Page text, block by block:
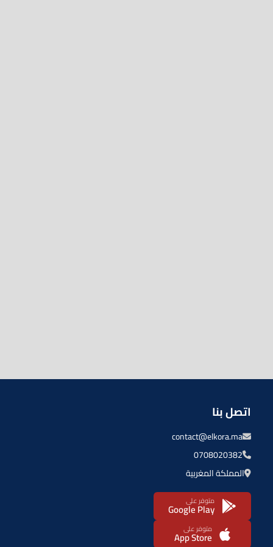
اتصل بنا
contact@elkora.ma
0708020382
المملكة المغربية
متوفر على
Google Play
متوفر على
App Store